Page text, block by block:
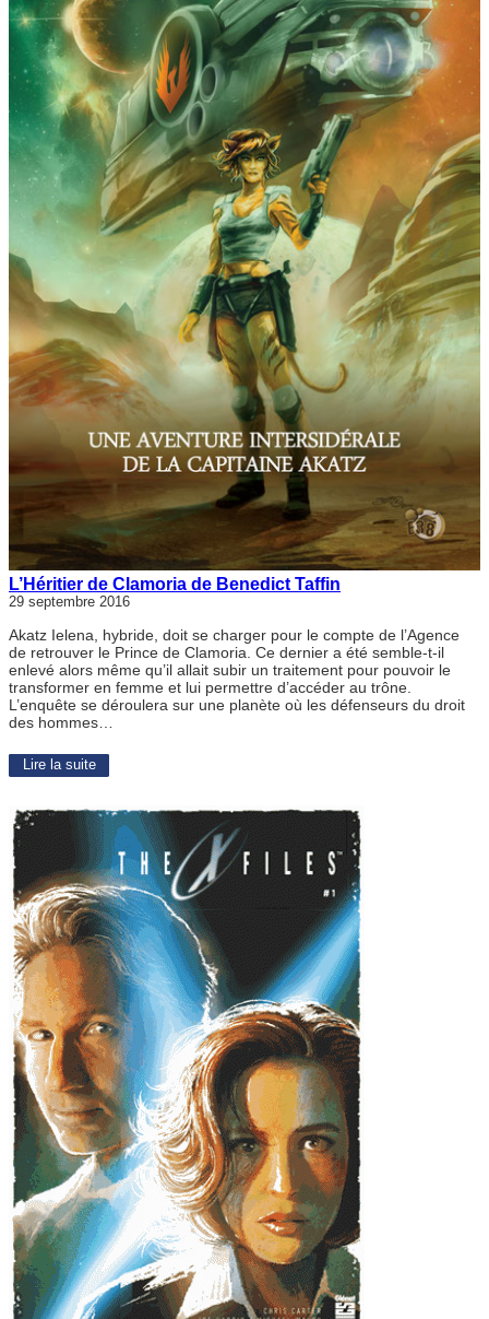
L’Héritier de Clamoria de Benedict Taffin
29 septembre 2016
Akatz Ielena, hybride, doit se charger pour le compte de l’Agence
de retrouver le Prince de Clamoria. Ce dernier a été semble-t-il
enlevé alors même qu’il allait subir un traitement pour pouvoir le
transformer en femme et lui permettre d’accéder au trône.
L’enquête se déroulera sur une planète où les défenseurs du droit
des hommes…
Lire la suite